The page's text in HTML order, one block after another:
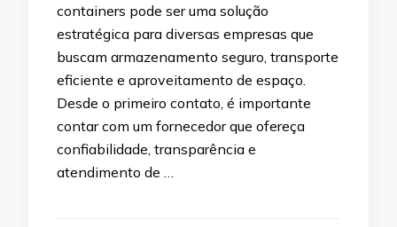
containers pode ser uma solução
estratégica para diversas empresas que
buscam armazenamento seguro, transporte
eficiente e aproveitamento de espaço.
Desde o primeiro contato, é importante
contar com um fornecedor que ofereça
confiabilidade, transparência e
atendimento de …